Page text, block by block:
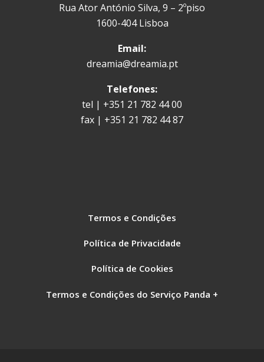
Rua Ator António Silva, 9 – 2ºpiso
1600-404 Lisboa
Email:
dreamia@dreamia.pt
Telefones:
tel | +351 21 782 44 00
fax | +351 21 782 44 87
Termos e Condições
Política de Privacidade
Política de Cookies
Termos e Condições do Serviço Panda +